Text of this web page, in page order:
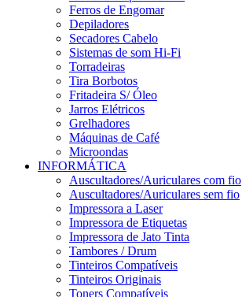
Ferros de Engomar
Depiladores
Secadores Cabelo
Sistemas de som Hi-Fi
Torradeiras
Tira Borbotos
Fritadeira S/ Óleo
Jarros Elétricos
Grelhadores
Máquinas de Café
Microondas
INFORMÁTICA
Auscultadores/Auriculares com fio
Auscultadores/Auriculares sem fio
Impressora a Laser
Impressora de Etiquetas
Impressora de Jato Tinta
Tambores / Drum
Tinteiros Compatíveis
Tinteiros Originais
Toners Compatíveis